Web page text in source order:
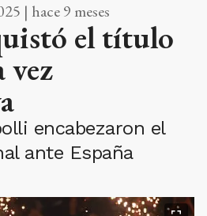
| hace 9 meses
el título
vez
encabezaron el
ante España